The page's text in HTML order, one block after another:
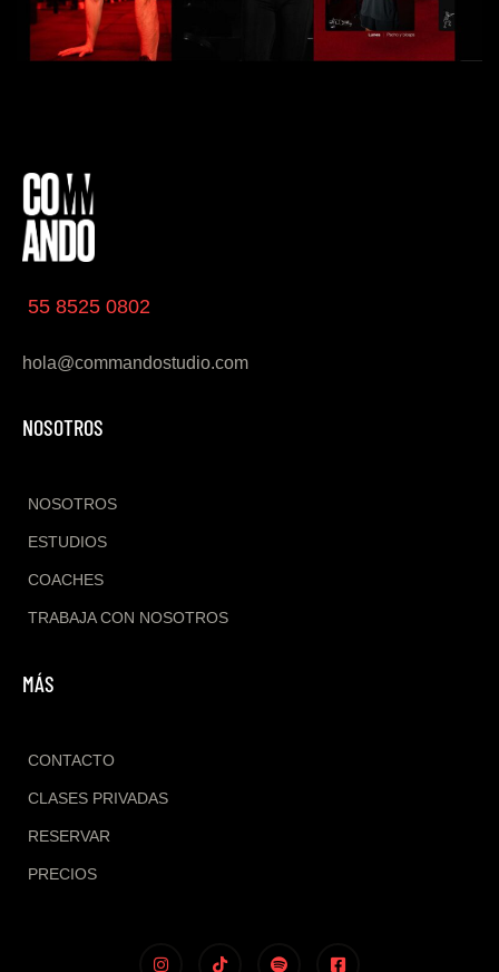
55 8525 0802
hola@commandostudio.com
NOSOTROS
NOSOTROS
ESTUDIOS
COACHES
TRABAJA CON NOSOTROS
MÁS
CONTACTO
CLASES PRIVADAS
RESERVAR
PRECIOS